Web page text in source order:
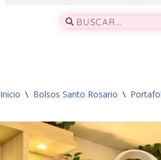
Inicio \ Bolsos Santo Rosario \